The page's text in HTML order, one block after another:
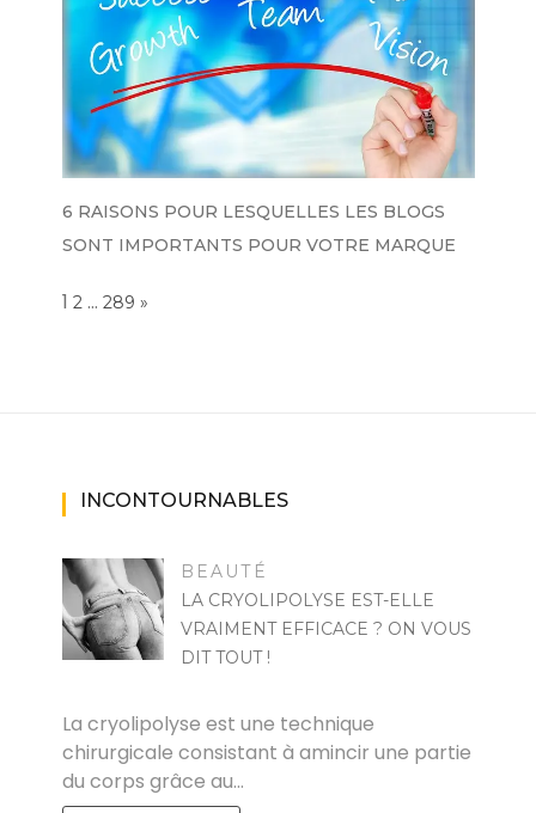
6 RAISONS POUR LESQUELLES LES BLOGS
SONT IMPORTANTS POUR VOTRE MARQUE
Page:
1 2 … 289 NEXT
»
INCONTOURNABLES
BEAUTÉ
LA CRYOLIPOLYSE EST-ELLE
VRAIMENT EFFICACE ? ON VOUS
DIT TOUT !
La cryolipolyse est une technique
chirurgicale consistant à amincir une partie
du corps grâce au…